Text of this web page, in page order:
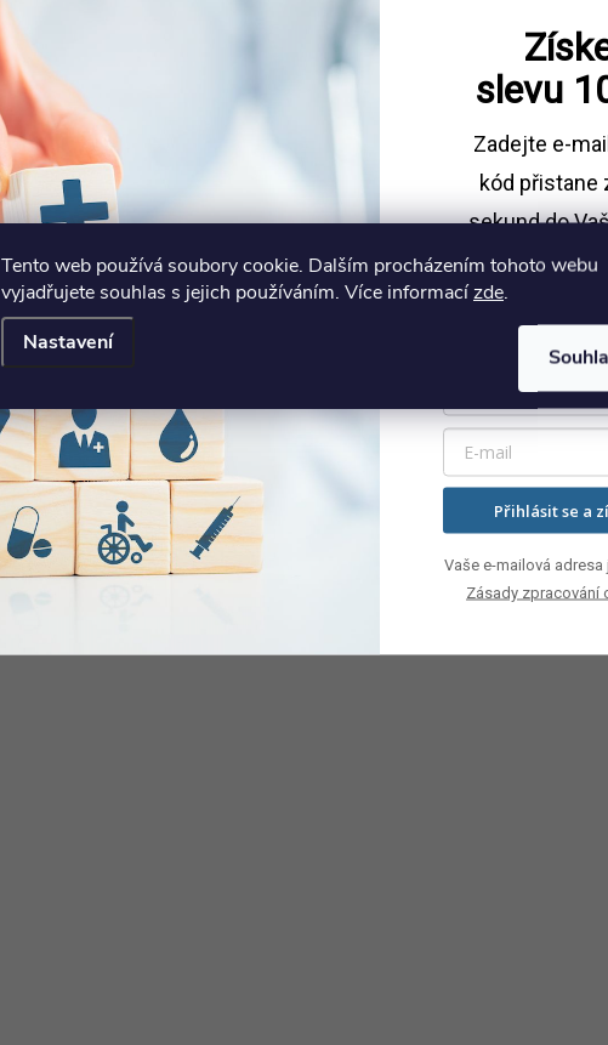
Tento web používá soubory cookie. Dalším procházením tohoto webu
vyjadřujete souhlas s jejich používáním. Více informacízde.
Nastavení
05-040001
slevu
Zadejte e-
kód přistane
sekund do
Sleva platí při
Přihlásit se a
Vaše e-mailová adresa
Zásady zpracování